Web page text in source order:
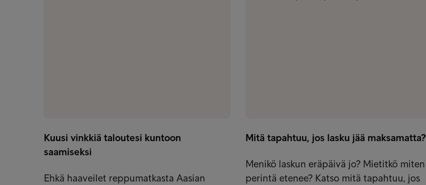
Kuusi vinkkiä taloutesi kuntoon
saamiseksi
Ehkä haaveilet reppumatkasta Aasian
Mitä tapahtuu, jos lasku jää maksamatta?
Menikö laskun eräpäivä jo? Mietitkö miten
perintä etenee? Katso mitä tapahtuu, jos